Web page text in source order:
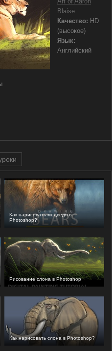
Blaise
Качество: HD
(высокое)
Язык:
Английский
Как нарисовать медведя в
Photoshop?
Рисование слона в Photoshop
Как нарисовать слона в Photoshop?